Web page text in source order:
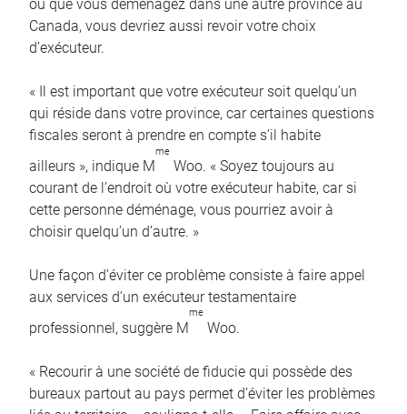
ou que vous déménagez dans une autre province au
Canada, vous devriez aussi revoir votre choix
d’exécuteur.
« Il est important que votre exécuteur soit quelqu’un
qui réside dans votre province, car certaines questions
fiscales seront à prendre en compte s’il habite
ailleurs », indique M
me
Woo. « Soyez toujours au
courant de l’endroit où votre exécuteur habite, car si
cette personne déménage, vous pourriez avoir à
choisir quelqu’un d’autre. »
Une façon d’éviter ce problème consiste à faire appel
aux services d’un exécuteur testamentaire
professionnel, suggère M
me
Woo.
« Recourir à une société de fiducie qui possède des
bureaux partout au pays permet d’éviter les problèmes